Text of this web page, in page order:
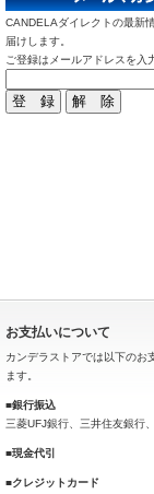
CANDELAダイレクトの最新
届けします。
ご登録はメールアドレスを入
お支払いについて
カンデラストアでは以下のお
ます。
■銀行振込
三菱UFJ銀行、三井住友銀行
■現金代引
■クレジットカード